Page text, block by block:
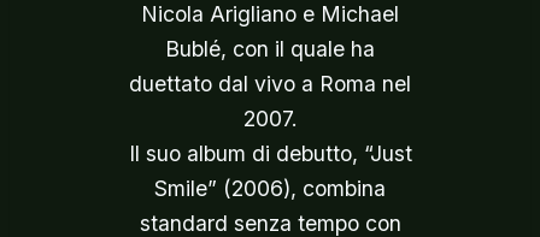
Nicola Arigliano e Michael
Bublé, con il quale ha
duettato dal vivo a Roma nel
2007.
Il suo album di debutto, “Just
Smile” (2006), combina
standard senza tempo con